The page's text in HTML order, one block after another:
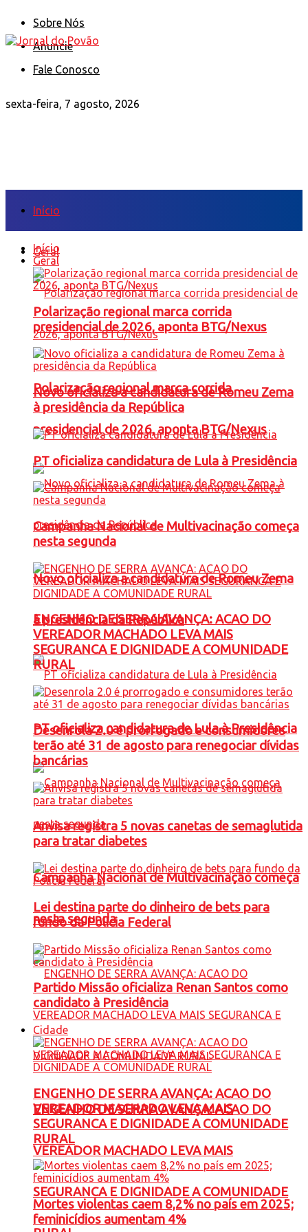
Sobre Nós
Anuncie
Fale Conosco
sexta-feira, 7 agosto, 2026
Início
Geral
Polarização regional marca corrida
presidencial de 2026, aponta BTG/Nexus
Novo oficializa a candidatura de Romeu Zema
à presidência da República
PT oficializa candidatura de Lula à Presidência
Campanha Nacional de Multivacinação começa
nesta segunda
ENGENHO DE SERRA AVANÇA: ACAO DO
VEREADOR MACHADO LEVA MAIS
SEGURANCA E DIGNIDADE A COMUNIDADE
Início
Geral
Polarização regional marca corrida
presidencial de 2026, aponta BTG/Nexus
Novo oficializa a candidatura de Romeu Zema
à presidência da República
PT oficializa candidatura de Lula à Presidência
Campanha Nacional de Multivacinação começa
nesta segunda
ENGENHO DE SERRA AVANÇA: ACAO DO
VEREADOR MACHADO LEVA MAIS
SEGURANCA E DIGNIDADE A COMUNIDADE
RURAL
Desenrola 2.0 é prorrogado e consumidores
terão até 31 de agosto para renegociar dívidas
bancárias
Anvisa registra 5 novas canetas de semaglutida
para tratar diabetes
Lei destina parte do dinheiro de bets para
fundo da Polícia Federal
Partido Missão oficializa Renan Santos como
candidato à Presidência
Cidade
ENGENHO DE SERRA AVANÇA: ACAO DO
VEREADOR MACHADO LEVA MAIS
SEGURANCA E DIGNIDADE A COMUNIDADE
RURAL
Mortes violentas caem 8,2% no país em 2025;
feminicídios aumentam 4%